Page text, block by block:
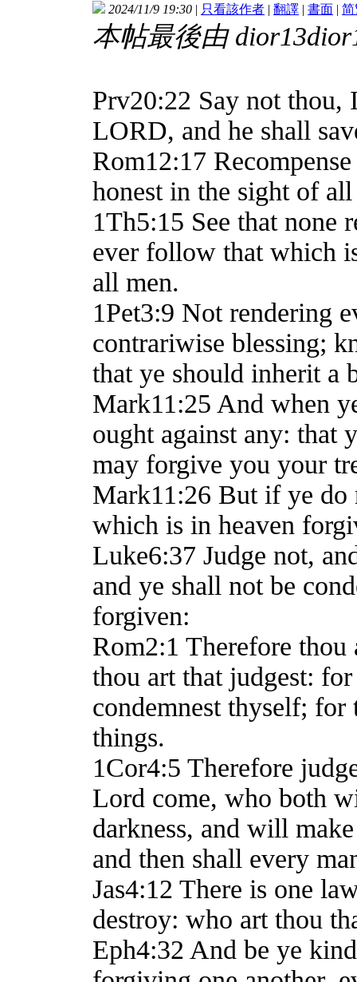
2024/11/9 19:30 | 只看該作者 | 翻譯 | 書面 | 简
本帖最後由
Prv20:22 Say not
LORD, and he shall
Rom12:17
honest in the sight of
1Th5:15 See that none
ever follow that which
all men.
1Pet3:9 Not rendering
contrariwise blessing;
that ye should inherit a
Mark11:25 And when
ought against any: that
may forgive you your
Mark11:26 But if ye
which is in heaven
Luke6:37 Judge not,
and ye shall not be
forgiven:
Rom2:1 Therefore thou
thou art that judgest:
condemnest thyself; for
things.
1Cor4:5 Therefore
Lord come, who both
darkness, and will
and then shall every
Jas4:12 There is one
destroy: who art thou
Eph4:32 And be ye